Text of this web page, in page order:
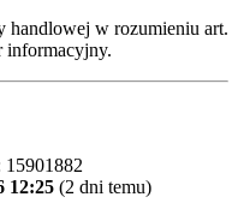
handlowej w rozumieniu art.
informacyjny.
15901882
12:25 (2 dni temu)